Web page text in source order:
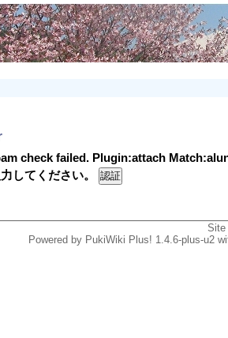
check failed. Plugin:attach
してください。
Powered by PukiWiki Plus! 1.4.6-plus-u2